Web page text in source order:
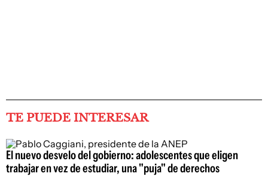
TE PUEDE INTERESAR
El nuevo desvelo del gobierno: adolescentes que eligen
trabajar en vez de estudiar, una "puja" de derechos